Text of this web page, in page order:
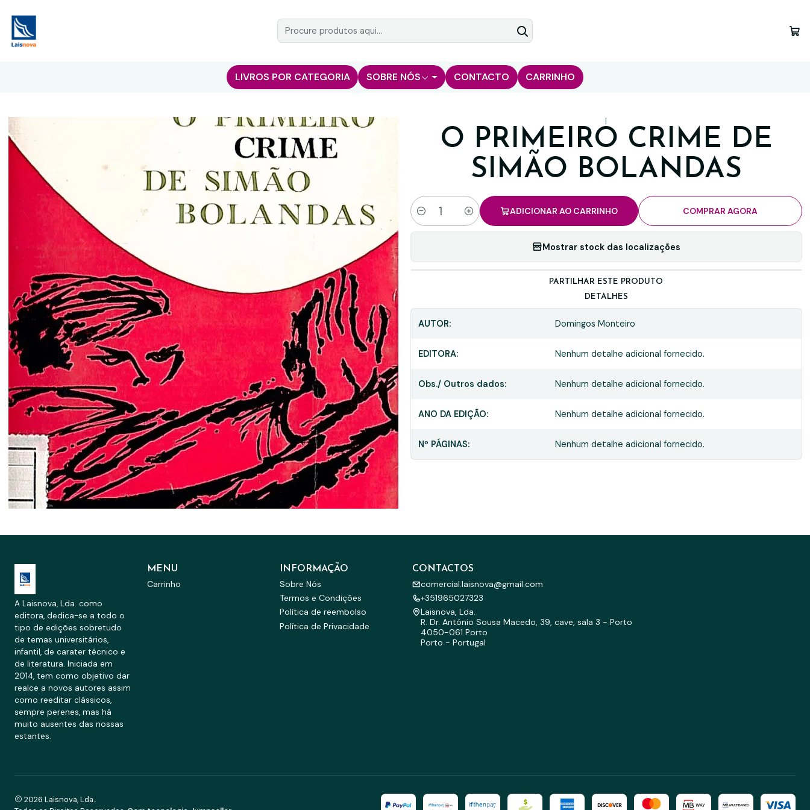
LIVROS POR CATEGORIA SOBRE NÓS CONTACTO CARRINHO
|
O PRIMEIRO CRIME DE
SIMÃO BOLANDAS
Quantidade
ADICIONAR AO CARRINHO COMPRAR AGORA
Mostrar stock das localizações
PARTILHAR ESTE PRODUTO
DETALHES
AUTOR: Domingos Monteiro
EDITORA: Nenhum detalhe adicional fornecido.
Obs./ Outros dados: Nenhum detalhe adicional fornecido.
ANO DA EDIÇÃO: Nenhum detalhe adicional fornecido.
Nº PÁGINAS: Nenhum detalhe adicional fornecido.
A Laisnova, Lda. como
editora, dedica-se a todo o
tipo de edições sobretudo
de temas universitários,
infantil, de carater técnico e
de literatura. Iniciada em
2014, tem como objetivo dar
realce a novos autores assim
como reeditar clássicos,
sempre perenes, mas há
muito ausentes das nossas
estantes.
MENU
Carrinho
INFORMAÇÃO
Sobre Nós
Termos e Condições
Política de reembolso
Política de Privacidade
CONTACTOS
comercial.laisnova@gmail.com
+351965027323
Laisnova, Lda.
R. Dr. António Sousa Macedo, 39, cave, sala 3 - Porto
4050-061 Porto
Porto - Portugal
2026 Laisnova, Lda..